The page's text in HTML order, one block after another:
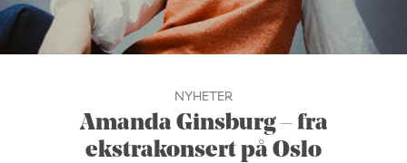
NYHETER
Amanda Ginsburg – fra
ekstrakonsert på Oslo